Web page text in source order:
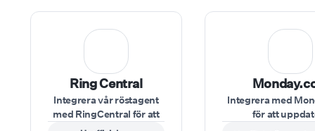
Ring Central
Integrera vår röstagent
med RingCentral för att
effektivisera
Integrera med
för att
projekttavlor,